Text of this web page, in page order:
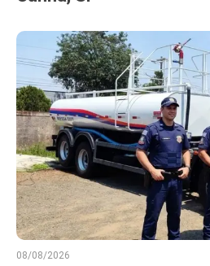
08/08/2026